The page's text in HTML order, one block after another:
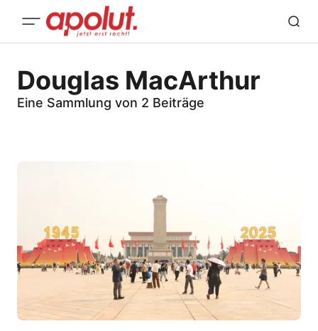
Douglas MacArthur
Eine Sammlung von 2 Beiträge